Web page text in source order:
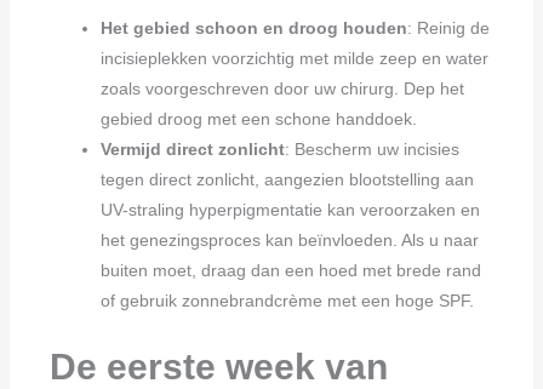
Het gebied schoon en droog houden: Reinig de
incisieplekken voorzichtig met milde zeep en water
zoals voorgeschreven door uw chirurg. Dep het
gebied droog met een schone handdoek.
Vermijd direct zonlicht: Bescherm uw incisies
tegen direct zonlicht, aangezien blootstelling aan
UV-straling hyperpigmentatie kan veroorzaken en
het genezingsproces kan beïnvloeden. Als u naar
buiten moet, draag dan een hoed met brede rand
of gebruik zonnebrandcrème met een hoge SPF.
De eerste week van